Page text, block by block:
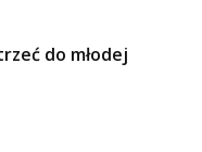
do młodej